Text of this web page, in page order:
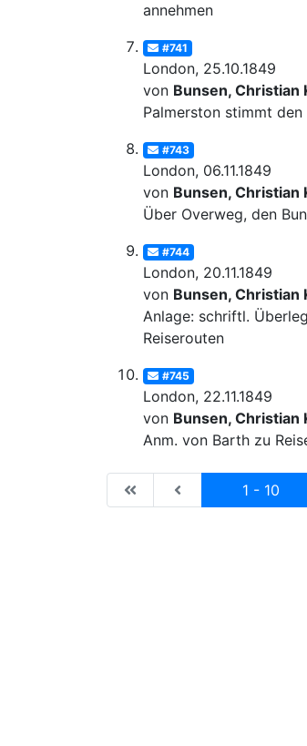
annehmen
#741
London, 25.10.1849
von Bunsen, Christian
Palmerston stimmt
#743
London, 06.11.1849
von Bunsen, Christian
Über Overweg, den
#744
London, 20.11.1849
von Bunsen, Christian
Anlage: schriftl.
Reiserouten
#745
London, 22.11.1849
von Bunsen, Christian
Anm. von Barth zu
|de:Erste Seite|en:First
1 - 10